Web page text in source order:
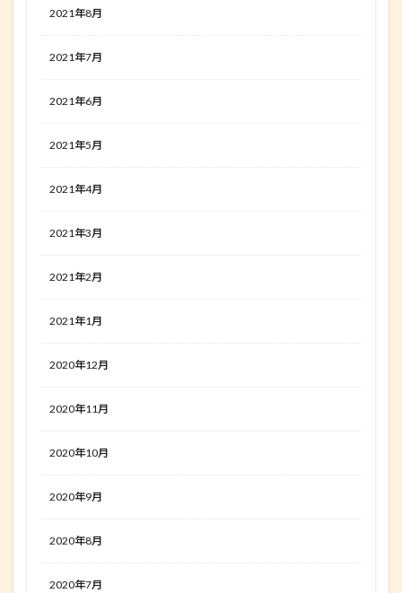
2021年8月
2021年7月
2021年6月
2021年5月
2021年4月
2021年3月
2021年2月
2021年1月
2020年12月
2020年11月
2020年10月
2020年9月
2020年8月
2020年7月